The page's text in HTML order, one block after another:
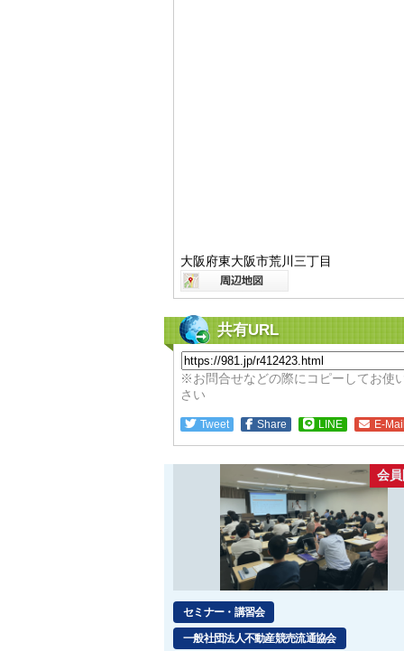
大阪府東大阪市荒川三丁目
共有URL
※お問合せなどの際にコピーしてお使
さい
Tweet Share LINE E-
会
セミナー・講習会
一般社団法人不動産競売流通協会